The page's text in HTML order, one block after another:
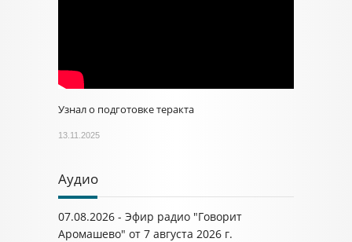
Узнал о подготовке теракта
13.11.2025
Аудио
07.08.2026 - Эфир радио "Говорит
Аромашево" от 7 августа 2026 г.